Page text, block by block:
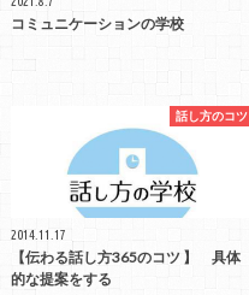
コミュニケーションの学校
話し方のコツ
2014.11.17
【伝わる話し方365のコツ 】 具体
的な提案をする